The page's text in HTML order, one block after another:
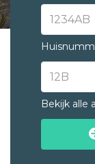
Bekijk alle